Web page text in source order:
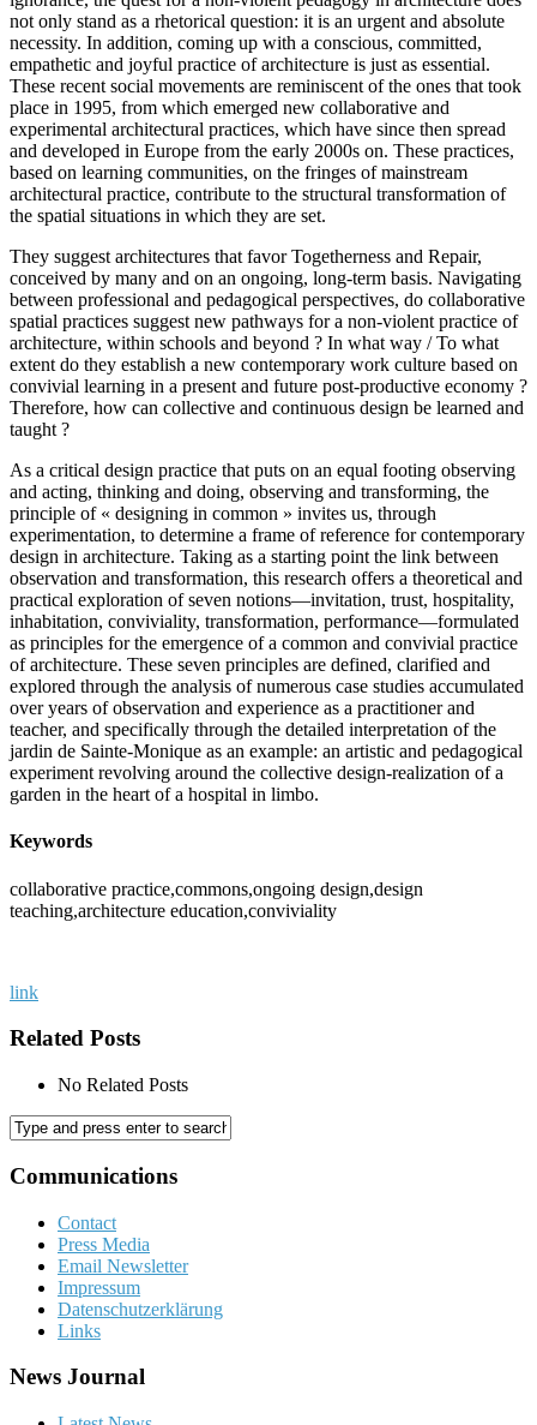
not only stand as a rhetorical question: it is an urgent and absolute
necessity. In addition, coming up with a conscious, committed,
empathetic and joyful practice of architecture is just as essential.
These recent social movements are reminiscent of the ones that took
place in 1995, from which emerged new collaborative and
experimental architectural practices, which have since then spread
and developed in Europe from the early 2000s on. These practices,
based on learning communities, on the fringes of mainstream
architectural practice, contribute to the structural transformation of
the spatial situations in which they are set.
They suggest architectures that favor Togetherness and Repair,
conceived by many and on an ongoing, long-term basis. Navigating
between professional and pedagogical perspectives, do collaborative
spatial practices suggest new pathways for a non-violent practice of
architecture, within schools and beyond ? In what way / To what
extent do they establish a new contemporary work culture based on
convivial learning in a present and future post-productive economy ?
Therefore, how can collective and continuous design be learned and
taught ?
As a critical design practice that puts on an equal footing observing
and acting, thinking and doing, observing and transforming, the
principle of « designing in common » invites us, through
experimentation, to determine a frame of reference for contemporary
design in architecture. Taking as a starting point the link between
observation and transformation, this research offers a theoretical and
practical exploration of seven notions—invitation, trust, hospitality,
inhabitation, conviviality, transformation, performance—formulated
as principles for the emergence of a common and convivial practice
of architecture. These seven principles are defined, clarified and
explored through the analysis of numerous case studies accumulated
over years of observation and experience as a practitioner and
teacher, and specifically through the detailed interpretation of the
jardin de Sainte-Monique as an example: an artistic and pedagogical
experiment revolving around the collective design-realization of a
garden in the heart of a hospital in limbo.
Keywords
collaborative practice,commons,ongoing design,design
teaching,architecture education,conviviality
link
Related Posts
No Related Posts
Communications
Contact
Press Media
Email Newsletter
Impressum
Datenschutzerklärung
Links
News Journal